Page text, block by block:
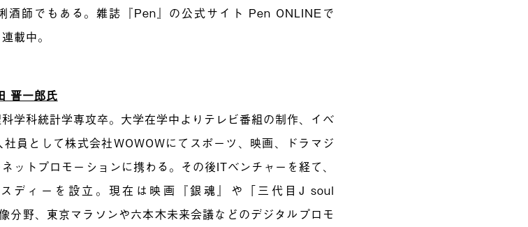
酒師でもある。雑誌『Pen』の公式サイト Pen ONLINEで
載中。
晋一郎氏
学科統計学専攻卒。大学在学中よりテレビ番組の制作、イベ
員として株式会社WOWOWにてスポーツ、映画、ドラマジ
ットプロモーションに携わる。その後ITベンチャーを経て、
ディーを設立。現在は映画『銀魂』や「三代目J soul
分野、東京マラソンや六本木未来会議などのデジタルプロモ